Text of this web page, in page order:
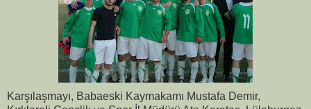
Karşılaşmayı, Babaeski Kaymakamı Mustafa Demir,